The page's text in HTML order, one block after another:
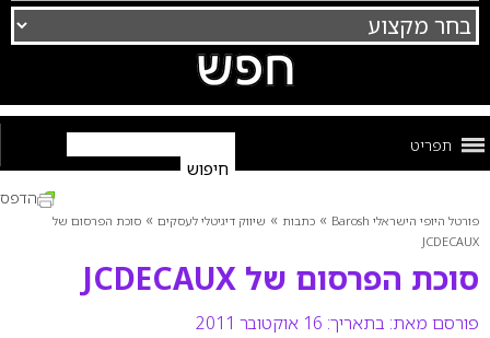
תפריט
פורטל היופי הישראלי Barosh » כתבות» שיווק דיגיטלי לעסקים» סוכת הפרסום של
JCDECAUX
סוכת הפרסום של JCDECAUX
פורסם מאת:בתאריך: 16 אוקטובר 2011
הדפס